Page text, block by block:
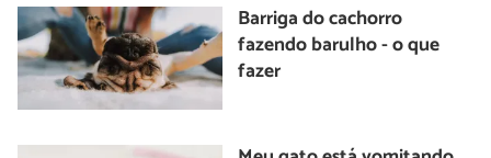
Barriga do cachorro
fazendo barulho - o que
fazer